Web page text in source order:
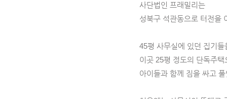
사단법인 프래밀리는
성북구 석관동으로 터전을
45평 사무실에 있던 집기
이곳 25평 정도의 단독주택
아이들과 함께 짐을 싸고